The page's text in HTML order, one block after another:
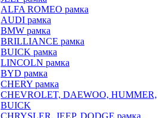
ALFA ROMEO рамка
AUDI рамка
BMW рамка
BRILLIANCE рамка
BUICK рамка
LINCOLN рамка
BYD рамка
CHERY рамка
CHEVROLET, DAEWOO, HUMMER,
BUICK
CHRYSLER, JEEP, DODGE рамка